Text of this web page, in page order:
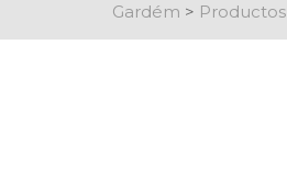
Gardém > Productos